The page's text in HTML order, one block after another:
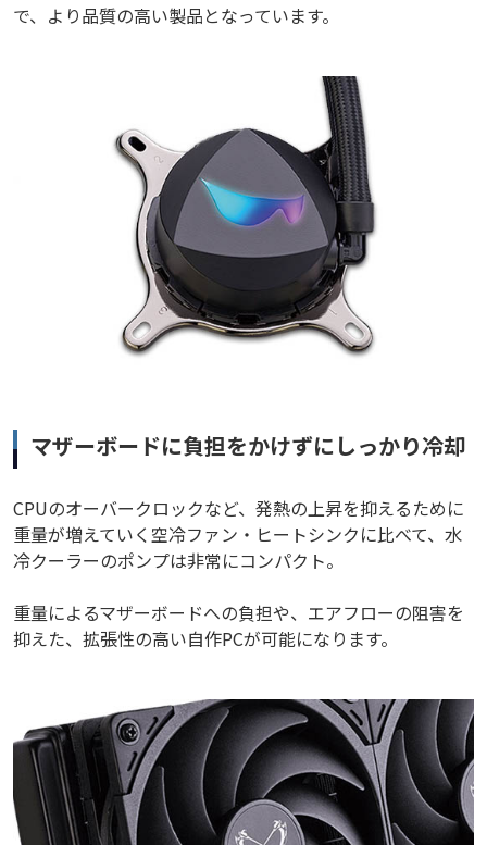
で、より品質の高い製品となっています。
マザーボードに負担をかけずにしっかり冷却
CPUのオーバークロックなど、発熱の上昇を抑えるために
重量が増えていく空冷ファン・ヒートシンクに比べて、水
冷クーラーのポンプは非常にコンパクト。
重量によるマザーボードへの負担や、エアフローの阻害を
抑えた、拡張性の高い自作PCが可能になります。